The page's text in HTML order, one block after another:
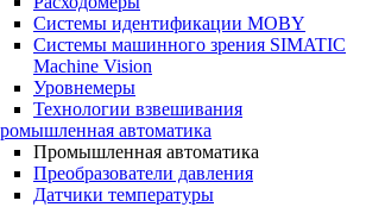
Системы идентификации MOBY
Системы машинного зрения SIMATIC
Machine Vision
Уровнемеры
Технологии взвешивания
автоматика
Промышленная автоматика
Преобразователи давления
Датчики температуры